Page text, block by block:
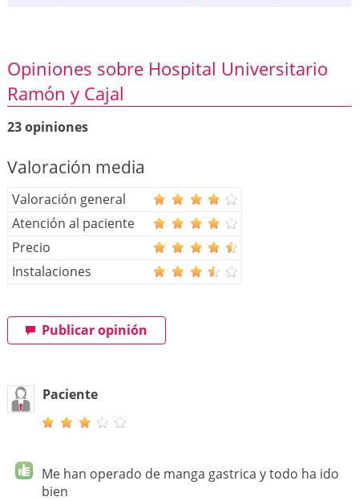
Opiniones sobre Hospital Universitario
Ramón y Cajal
23 opiniones
Valoración media
Valoración general
Atención al paciente
Precio
Instalaciones
Publicar opinión
Paciente
Me han operado de manga gastrica y todo ha ido
bien